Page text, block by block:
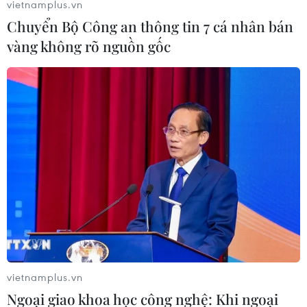
Tranh cãi về điều kiện chứng chỉ ngoại
ngữ đầu vào đào tạo tiến sỹ
14/07/2021 08:55
Theo Thông tư 18 vừa được Bộ GD&ĐT ban hành về Quy
chế tuyển sinh và đào tạo trình độ tiến sỹ, yêu cầu về
trình độ ngoại ngữ của đối tượng dự tuyển là có chứng
chỉ ngoại ngữ TOEFL iBT là 46 điểm.
vietnamplus.vn
Chuyển Bộ Công an thông tin 7 cá nhân bán
vàng không rõ nguồn gốc
vietnamplus.vn
Ngoại giao khoa học công nghệ: Khi ngoại